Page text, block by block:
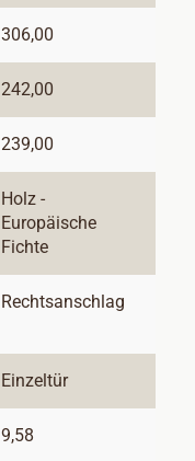
306,00
242,00
239,00
Holz -
Europäische
Fichte
Rechtsanschlag
Einzeltür
9,58